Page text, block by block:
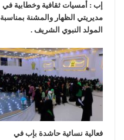
إب : أمسيات ثقافية وخطابية في
مديريتي الظهار والمشنة بمناسبة
المولد النبوي الشريف .
فعالية نسائية حاشدة بإب في